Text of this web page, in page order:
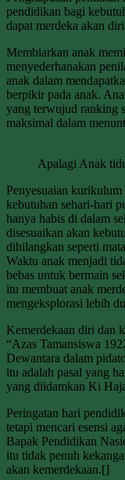
pendidikan bagi
dapat merdeka akan
Membiarkan anak
menyederhanakan
anak dalam
berpikir pada anak.
yang terwujud ranking
maksimal dalam
Apalagi Anak
Penyesuaian
kebutuhan sehari-hari
hanya habis di dalam
disesuaikan akan
dihilangkan seperti
Waktu anak menjadi
bebas untuk bermain
itu membuat anak
mengeksplorasi lebih
Kemerdekaan diri dan
“Azas Tamansiswa
Dewantara dalam
itu adalah pasal yang
yang diidamkan Ki
Peringatan hari
tetapi mencari esensi
Bapak Pendidikan
itu tidak penuh
akan kemerdekaan.[]